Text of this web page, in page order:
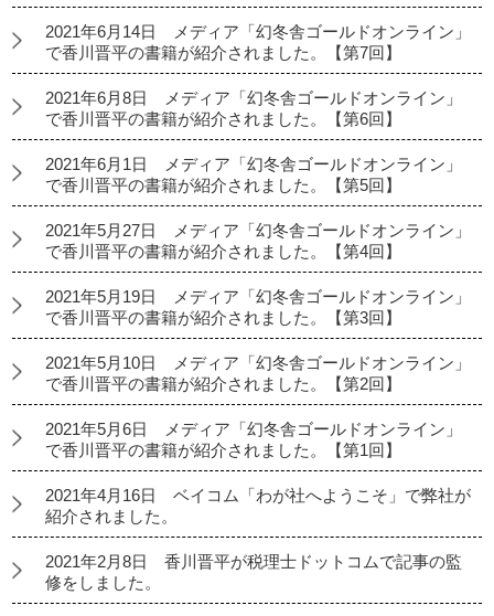
2021年6月14日 メディア「幻冬舎ゴールドオンライン」
で香川晋平の書籍が紹介されました。【第7回】
2021年6月8日 メディア「幻冬舎ゴールドオンライン」
で香川晋平の書籍が紹介されました。【第6回】
2021年6月1日 メディア「幻冬舎ゴールドオンライン」
で香川晋平の書籍が紹介されました。【第5回】
2021年5月27日 メディア「幻冬舎ゴールドオンライン」
で香川晋平の書籍が紹介されました。【第4回】
2021年5月19日 メディア「幻冬舎ゴールドオンライン」
で香川晋平の書籍が紹介されました。【第3回】
2021年5月10日 メディア「幻冬舎ゴールドオンライン」
で香川晋平の書籍が紹介されました。【第2回】
2021年5月6日 メディア「幻冬舎ゴールドオンライン」
で香川晋平の書籍が紹介されました。【第1回】
2021年4月16日 ベイコム「わが社へようこそ」で弊社が
紹介されました。
2021年2月8日 香川晋平が税理士ドットコムで記事の監
修をしました。